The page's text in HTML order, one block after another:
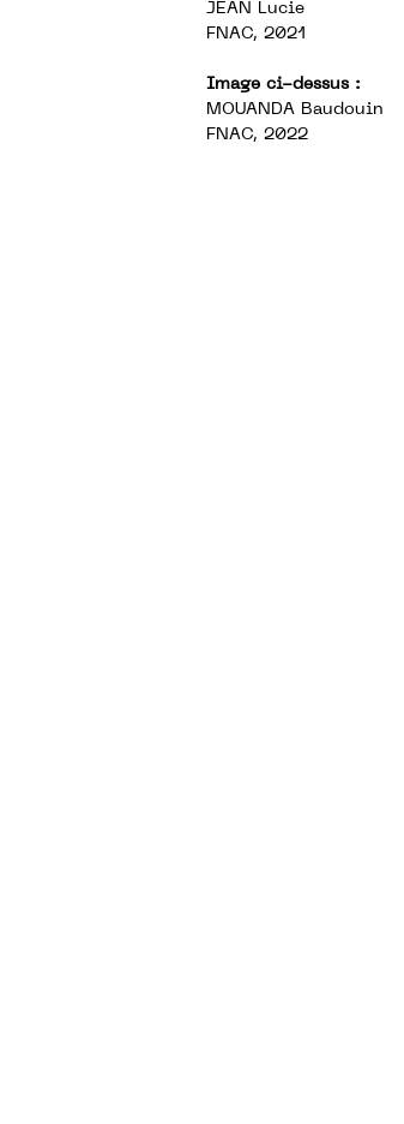
JEAN Lucie
FNAC, 2021
Image ci-dessus :
MOUANDA Baudouin
FNAC, 2022